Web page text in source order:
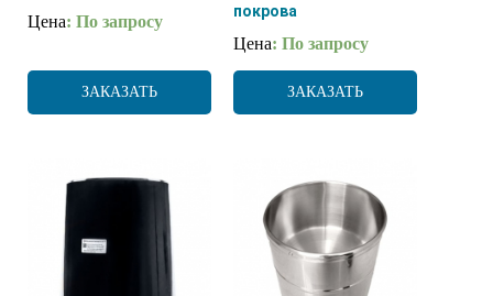
Цена: По запросу
ЗАКАЗАТЬ
покрова
Цена: По запросу
ЗАКАЗАТЬ